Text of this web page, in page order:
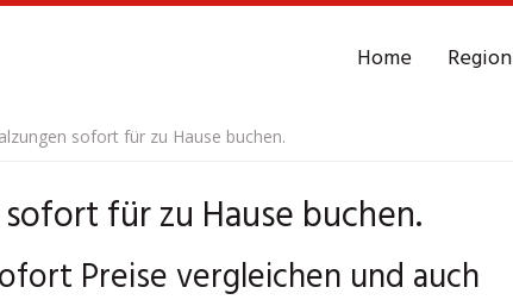
Home Region
sofort für zu Hause buchen.
für zu Hause buchen.
Preise vergleichen und auch